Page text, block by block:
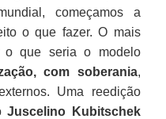
começamos a
o que fazer. O mais
o que seria o modelo
com soberania,
Uma reedição
Juscelino Kubitschek